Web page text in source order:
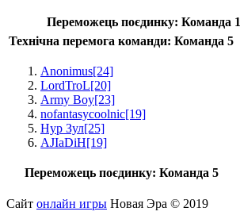
Переможець поєдинку: Команда 1
Технічна перемога команди: Команда 5
Anonimus[24]
LordTroL[20]
Army Boy[23]
nofantasycoolnic[19]
Нур Зул[25]
AJIaDiH[19]
Переможець поєдинку: Команда 5
Сайт онлайн игры Новая Эра © 2019